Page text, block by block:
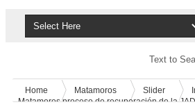
Home Matamoros Slider
Matamoros proceso de recuperación de la